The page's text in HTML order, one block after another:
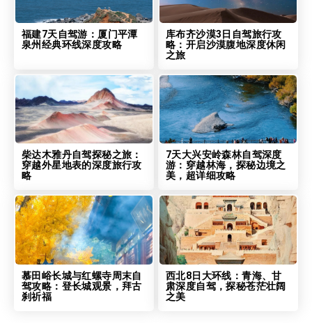
福建7天自驾游：厦门平潭
泉州经典环线深度攻略
库布齐沙漠3日自驾旅行攻
略：开启沙漠腹地深度休闲
之旅
柴达木雅丹自驾探秘之旅：
穿越外星地表的深度旅行攻
略
7天大兴安岭森林自驾深度
游：穿越林海，探秘边境之
美，超详细攻略
慕田峪长城与红螺寺周末自
驾攻略：登长城观景，拜古
刹祈福
西北8日大环线：青海、甘
肃深度自驾，探秘苍茫壮阔
之美